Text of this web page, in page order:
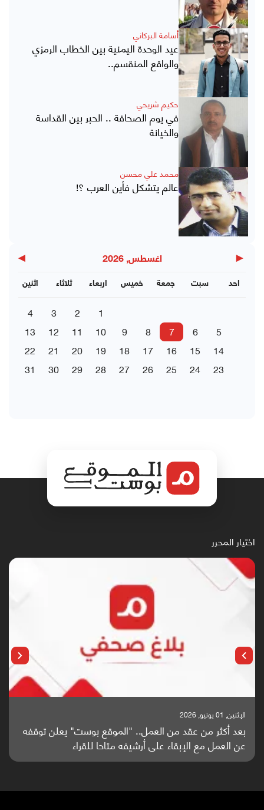
أسامة البركاني
عيد الوحدة اليمنية بين الخطاب الرمزي
والواقع المنقسم..
حكيم شريحي
في يوم الصحافة .. الحبر بين القداسة
والخيانة
محمد علي محسن
عالم يتشكل فأين العرب ؟!
◀ اغسطس, 2026 ▶
اثنين ثلاثاء اربعاء خميس جمعة سبت احد
1
2
3
4
5
6
7
8
9
10
11
12
13
14
15
16
17
18
19
20
21
22
23
24
25
26
27
28
29
30
31
اختيار المحرر
الإثنين, 25 مايو, 2026
باحثون من اليمن يدخلون سباق أبحاث ألزهايمر بدراسة
واعدة منشورة عالميا (ترجمة)